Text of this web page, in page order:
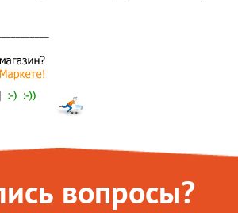
вопросы?